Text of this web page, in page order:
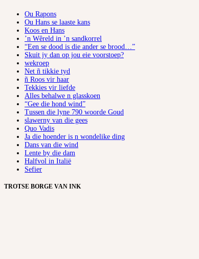
Ou Rapons
Ou Hans se laaste kans
Koos en Hans
’n Wêreld in ’n sandkorrel
“Een se dood is die ander se brood…”
Skuit jy dan op jou eie voorstoep?
wekroep
Net ñ tikkie tyd
ñ Roos vir haar
Tekkies vir liefde
Alles behalwe n glasskoen
“Gee die hond wind”
Tussen die lyne 790 woorde Goud
slawerny van die gees
Quo Vadis
Ja die hoender is n wondelike ding
Dans van die wind
Lente by die dam
Halfvol in Italië
Sefier
TROTSE BORGE VAN INK